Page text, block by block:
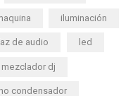
iluminación
de audio led
mezclador dj
condensador